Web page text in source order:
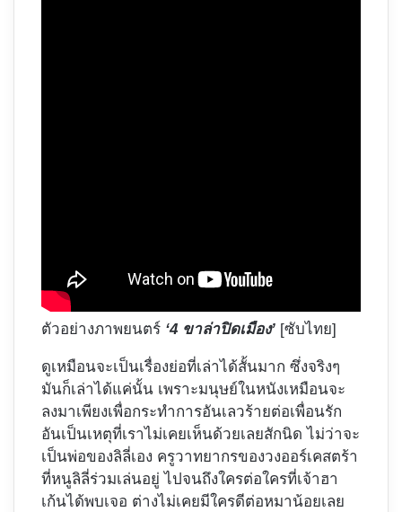
ตัวอย่างภาพยนตร์ ‘4 ขาล่าปิดเมือง’ [ซับไทย]
ดูเหมือนจะเป็นเรื่องย่อที่เล่าได้สั้นมาก ซึ่งจริงๆ
มันก็เล่าได้แค่นั้น เพราะมนุษย์ในหนังเหมือนจะ
ลงมาเพียงเพื่อกระทำการอันเลวร้ายต่อเพื่อนรัก
อันเป็นเหตุที่เราไม่เคยเห็นด้วยเลยสักนิด ไม่ว่าจะ
เป็นพ่อของลิลี่เอง ครูวาทยากรของวงออร์เคสตร้า
ที่หนูลิลี่ร่วมเล่นอยู่ ไปจนถึงใครต่อใครที่เจ้าฮา
เก้นได้พบเจอ ต่างไม่เคยมีใครดีต่อหมาน้อยเลย